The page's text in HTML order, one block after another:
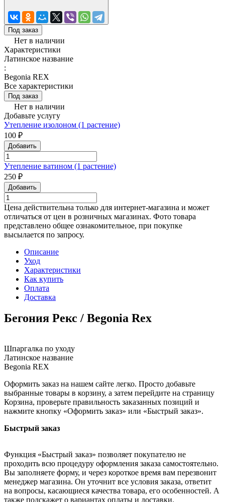
Под заказ
Нет в наличии
Характеристики
Латинское название
:
Begonia REX
Все характеристики
Под заказ
Нет в наличии
Добавьте услугу
Утепление изолоном (1 растение)
100 ₽
Добавить
Утепление ватином (1 растение)
250 ₽
Добавить
Цена действительна только для интернет-магазина и может
отличаться от цен в розничных магазинах. Фото товара
представлено общее ознакомительное, при покупке
высылается по запросу.
Описание
Уход
Характеристики
Как купить
Оплата
Доставка
Бегония Рекс / Begonia Rex
Шпаргалка по уходу
Латинское название
Begonia REX
Оформить заказ на нашем сайте легко. Просто добавьте
выбранные товары в корзину, а затем перейдите на страницу
Корзина, проверьте правильность заказанных позиций и
нажмите кнопку «Оформить заказ» или «Быстрый заказ».
Быстрый заказ
Функция «Быстрый заказ» позволяет покупателю не
проходить всю процедуру оформления заказа самостоятельно.
Вы заполняете форму, и через короткое время вам перезвонит
менеджер магазина. Он уточнит все условия заказа, ответит
на вопросы, касающиеся качества товара, его особенностей. А
также подскажет о вариантах оплаты и доставки.